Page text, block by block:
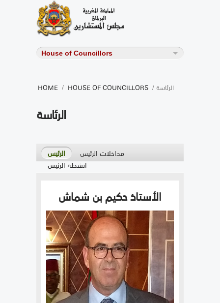
HOME / HOUSE OF COUNCILLORS / الرئاسة
الرئاسة
الرئيس
مداخلات الرئيس
انشطة الرئيس
الأستاذ حكيم بن شماش